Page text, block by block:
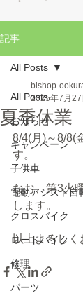
記事
All Posts
お知らせ
キャンペーン
子供車
電動アシスト自
クロスバイク
ロードバイク
修理
パーツ
All Posts
夏季休業
bishop-
2025年7月27
8/4(月)～8/8(
す。
なお、第3火
します。
以上よろしく